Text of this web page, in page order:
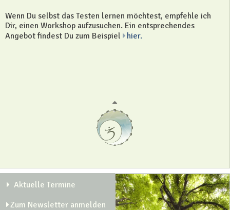
Wenn Du selbst das Testen lernen möchtest, empfehle ich
Dir, einen Workshop aufzusuchen. Ein entsprechendes
Angebot findest Du zum Beispiel
hier.
Aktuelle Termine
Zum Newsletter anmelden